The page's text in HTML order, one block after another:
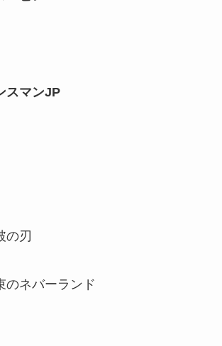
スマンJP
刃
ネバーランド